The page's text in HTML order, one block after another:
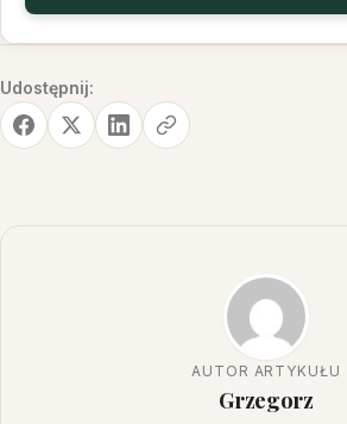
Udostępnij:
AUTOR ARTYKUŁU
Grzegorz